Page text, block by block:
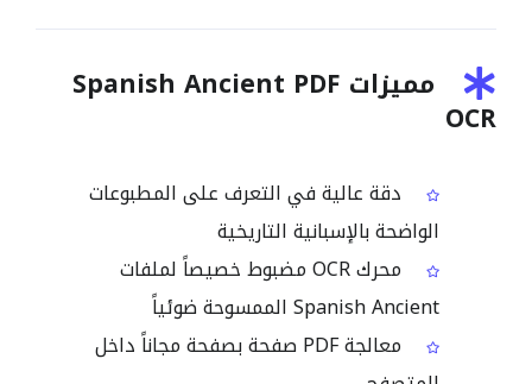
مميزات Spanish Ancient PDF
OCR
دقة عالية في التعرف على المطبوعات
الواضحة بالإسبانية التاريخية
محرك OCR مضبوط خصيصاً لملفات
Spanish Ancient الممسوحة ضوئياً
معالجة PDF صفحة بصفحة مجاناً داخل